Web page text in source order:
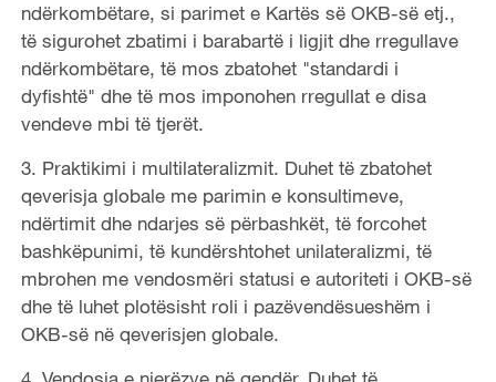
ndërkombëtare, si parimet e Kartës së OKB-së etj.,
të sigurohet zbatimi i barabartë i ligjit dhe rregullave
ndërkombëtare, të mos zbatohet "standardi i
dyfishtë" dhe të mos imponohen rregullat e disa
vendeve mbi të tjerët.
3. Praktikimi i multilateralizmit. Duhet të zbatohet
qeverisja globale me parimin e konsultimeve,
ndërtimit dhe ndarjes së përbashkët, të forcohet
bashkëpunimi, të kundërshtohet unilateralizmi, të
mbrohen me vendosmëri statusi e autoriteti i OKB-së
dhe të luhet plotësisht roli i pazëvendësueshëm i
OKB-së në qeverisjen globale.